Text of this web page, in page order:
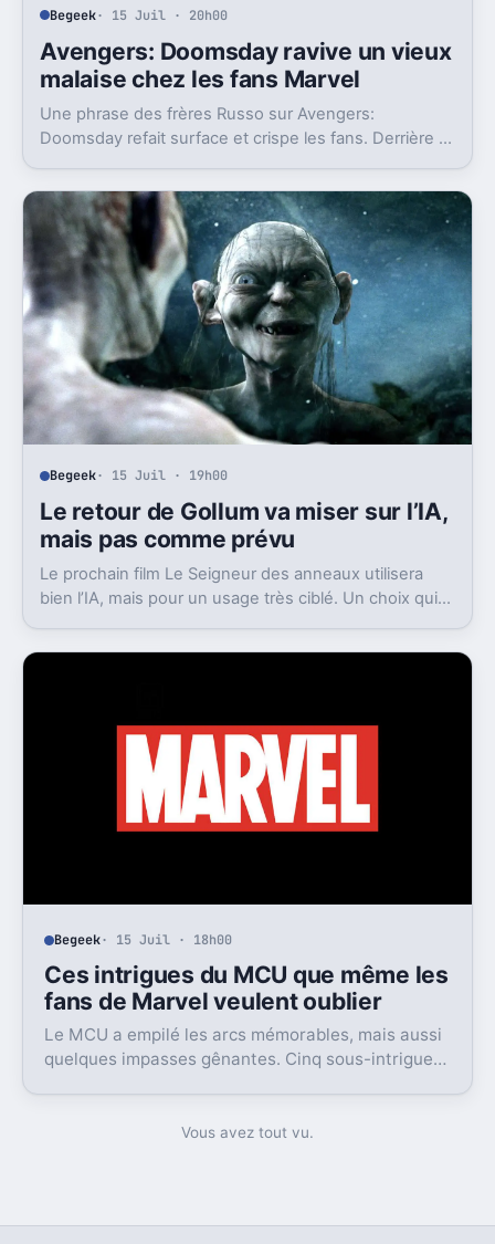
Begeek· 15 Juil · 20h00
Avengers: Doomsday ravive un vieux
malaise chez les fans Marvel
Une phrase des frères Russo sur Avengers:
Doomsday refait surface et crispe les fans. Derrière la
Begeek· 15 Juil · 19h00
Le retour de Gollum va miser sur l’IA,
mais pas comme prévu
Le prochain film Le Seigneur des anneaux utilisera
bien l’IA, mais pour un usage très ciblé. Un choix qui
Begeek· 15 Juil · 18h00
Ces intrigues du MCU que même les
fans de Marvel veulent oublier
Le MCU a empilé les arcs mémorables, mais aussi
quelques impasses gênantes. Cinq sous-intrigues